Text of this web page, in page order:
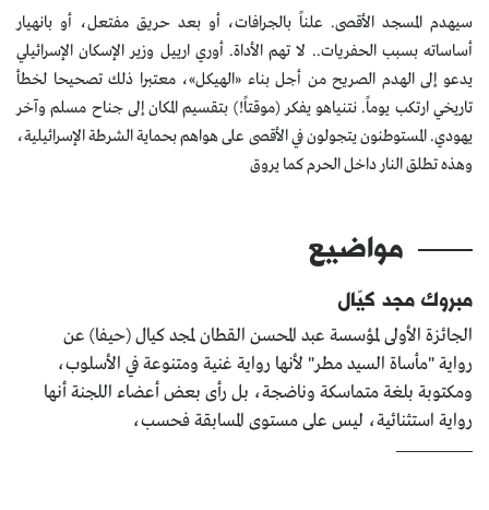
فكرة
دفاتر
بالصورة
كتّابنا
سيهدم المسجد الأقصى. علناً بالجرافات، أو بعد حريق مفتعل، أو بانهيار
أساساته بسبب الحفريات.. لا تهم الأداة. أوري ارييل وزير الإسكان الإسرائيلي
يدعو إلى الهدم الصريح من أجل بناء «الهيكل»، معتبرا ذلك تصحيحا لخطأ
تاريخي ارتكب يوماً. نتنياهو يفكر (موقتاً!) بتقسيم المكان إلى جناح مسلم وآخر
يهودي. المستوطنون يتجولون في الأقصى على هواهم بحماية الشرطة الإسرائيلية،
وهذه تطلق النار داخل الحرم كما يروق
مواضيع
مبروك مجد كيّال
الجائزة الأولى لمؤسسة عبد المحسن القطان لمجد كيال (حيفا) عن
رواية "مأساة السيد مطر" لأنها رواية غنية ومتنوعة في الأسلوب،
ومكتوبة بلغة متماسكة وناضجة، بل رأى بعض أعضاء اللجنة أنها
رواية استثنائية، ليس على مستوى المسابقة فحسب،